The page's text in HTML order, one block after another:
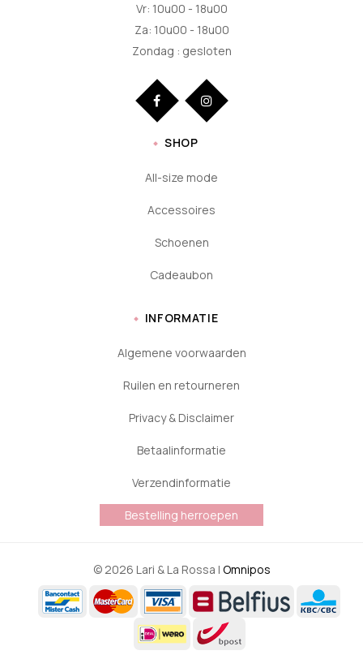
Vr: 10u00 - 18u00
Za: 10u00 - 18u00
Zondag : gesloten
SHOP
All-size mode
Accessoires
Schoenen
Cadeaubon
INFORMATIE
Algemene voorwaarden
Ruilen en retourneren
Privacy & Disclaimer
Betaalinformatie
Verzendinformatie
Bestelling herroepen
© 2026 Lari & La Rossa | Omnipos